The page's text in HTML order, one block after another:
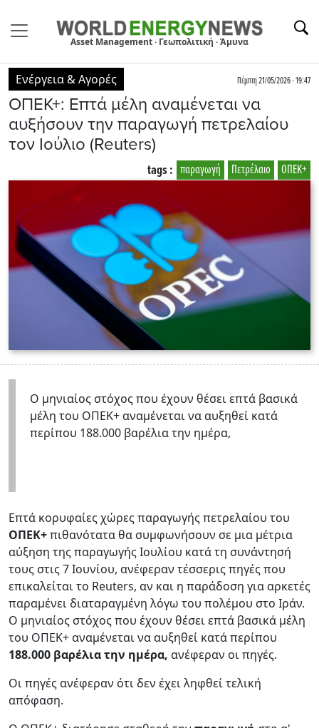
Asset Management · Γεωπολιτική · Άμυνα
Ενέργεια & Αγορές Πέμπτη 21/05/2026 - 19:47
ΟΠΕΚ+: Επτά μέλη αναμένεται να
αυξήσουν την παραγωγή πετρελαίου
τον Ιούλιο (Reuters)
ΟΠΕΚ+
Πετρέλαιο
παραγωγή
tags :
Ο μηνιαίος στόχος που έχουν θέσει επτά βασικά
μέλη του ΟΠΕΚ+ αναμένεται να αυξηθεί κατά
περίπου 188.000 βαρέλια την ημέρα,
Επτά κορυφαίες χώρες παραγωγής πετρελαίου του
ΟΠΕΚ+πιθανότατα θα συμφωνήσουν σε μια μέτρια
αύξηση της παραγωγής Ιουλίου κατά τη συνάντησή
τους στις 7 Ιουνίου, ανέφεραν τέσσερις πηγές που
επικαλείται το Reuters, αν και η παράδοση για αρκετές
παραμένει διαταραγμένη λόγω του πολέμου στο Ιράν.
Ο μηνιαίος στόχος που έχουν θέσει επτά βασικά μέλη
του ΟΠΕΚ+ αναμένεται να αυξηθεί κατά περίπου
188.000 βαρέλια την ημέρα, ανέφεραν οι πηγές.
Οι πηγές ανέφεραν ότι δεν έχει ληφθεί τελική
απόφαση.